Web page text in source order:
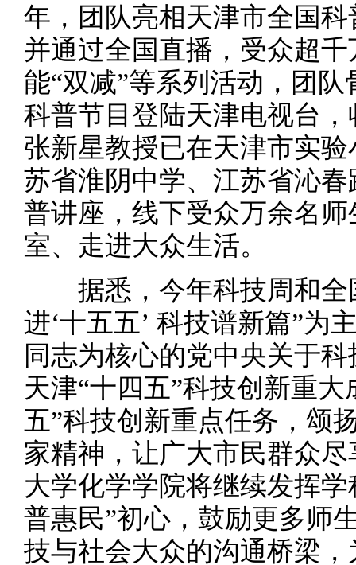
年，团队亮相天津市全国
并通过全国直播，受众超
能“双减”等系列活动，团
科普节目登陆天津电视台
张新星教授已在天津市实
苏省淮阴中学、江苏省沁
普讲座，线下受众万余名
室、走进大众生活。
据悉，今年科技周和全
进‘十五五’ 科技谱新篇”为
同志为核心的党中央关于
天津“十四五”科技创新重
五”科技创新重点任务，颂
家精神，让广大市民群众
大学化学学院将继续发挥
普惠民”初心，鼓励更多师
技与社会大众的沟通桥梁